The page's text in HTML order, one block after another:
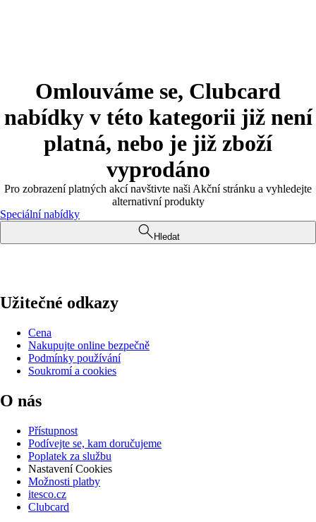
Omlouváme se, Clubcard
nabídky v této kategorii již není
platná, nebo je již zboží
vyprodáno
Pro zobrazení platných akcí navštivte naši Akční stránku a vyhledejte
alternativní produkty
Speciální nabídky
Hledat
Užitečné odkazy
Cena
Nakupujte online bezpečně
Podmínky používání
Soukromí a cookies
O nás
Přístupnost
Podívejte se, kam doručujeme
Poplatek za službu
Nastavení Cookies
Možnosti platby
itesco.cz
Clubcard